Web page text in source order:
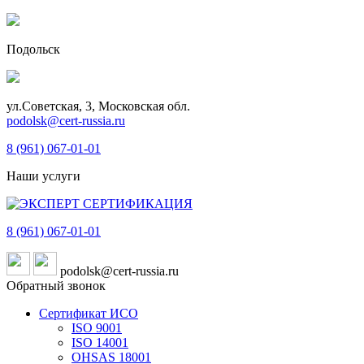
Подольск
ул.Советская, 3, Московская обл.
podolsk@cert-russia.ru
8 (961) 067-01-01
Наши услуги
8 (961) 067-01-01
podolsk@cert-russia.ru
Обратный звонок
Сертификат ИСО
ISO 9001
ISO 14001
OHSAS 18001